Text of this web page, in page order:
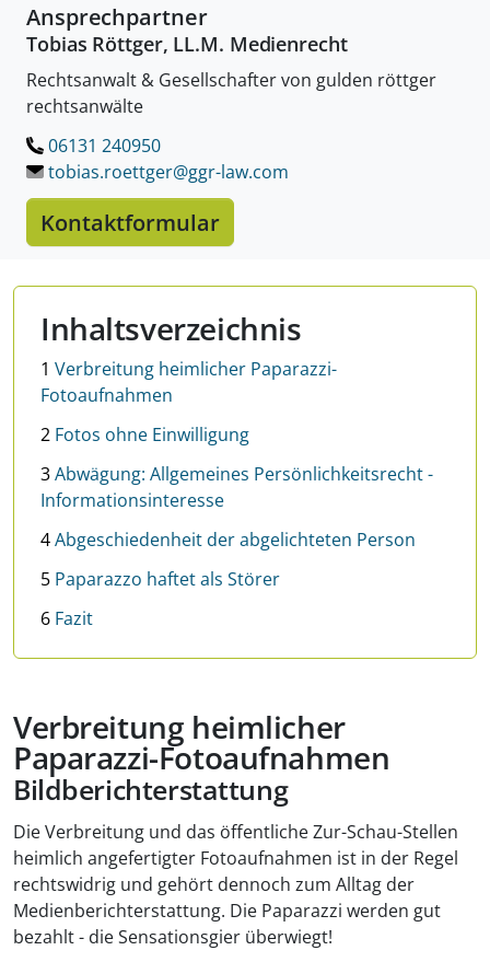
Ansprechpartner
Tobias Röttger, LL.M. Medienrecht
Rechtsanwalt & Gesellschafter von gulden röttger
rechtsanwälte
06131 240950
tobias.roettger@ggr-law.LÖSCHEN.
com
Kontaktformular
Inhaltsverzeichnis
1 Verbreitung heimlicher Paparazzi-
Fotoaufnahmen
2 Fotos ohne Einwilligung
3Abwägung: Allgemeines Persönlichkeitsrecht -
Informationsinteresse
4Abgeschiedenheit der abgelichteten Person
5 Paparazzo haftet als Störer
6 Fazit
Verbreitung heimlicher
Paparazzi-Fotoaufnahmen
Bildberichterstattung
Die Verbreitung und das öffentliche Zur-Schau-Stellen
heimlich angefertigter Fotoaufnahmen ist in der Regel
rechtswidrig und gehört dennoch zum Alltag der
Medienberichterstattung. Die Paparazzi werden gut
bezahlt - die Sensationsgier überwiegt!